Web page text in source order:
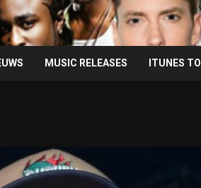
MUSIC RELEASES ITUNES